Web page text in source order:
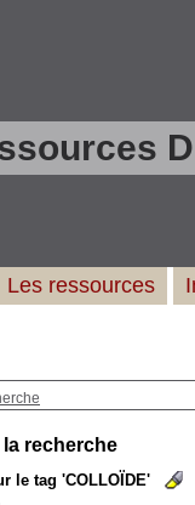
la recherche
le tag 'COLLOÏDE'
Les ressources